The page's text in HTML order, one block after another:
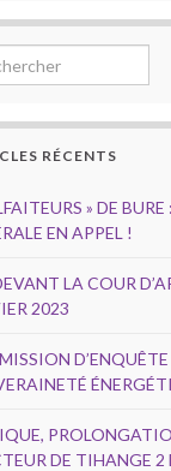
for:
RÉCENTS
» DE
EN APPEL !
LA COUR
2023
D’ENQUÊTE
DE TIHANGE